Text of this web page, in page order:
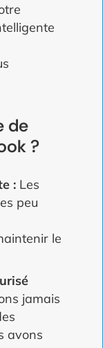
de
?
: Les
peu
le
jamais
avons